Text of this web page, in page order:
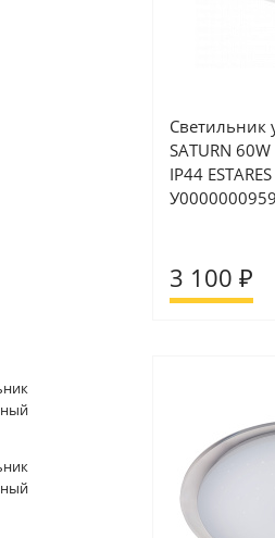
Светильник
SATURN
IP44
У0000000959
3 100 ₽